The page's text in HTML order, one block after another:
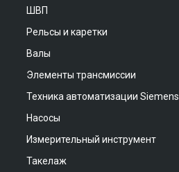
ШВП
Рельсы и каретки
Валы
Элементы трансмиссии
Техника автоматизации Siemens
Насосы
Измерительный инструмент
Такелаж